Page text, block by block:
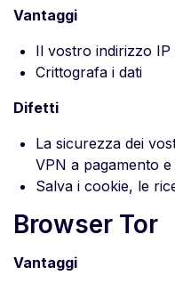
Vantaggi
Il vostro indirizzo IP
Crittografa i dati
Difetti
La sicurezza dei
VPN a pagamento
Salva i cookie, le
Browser Tor
Vantaggi